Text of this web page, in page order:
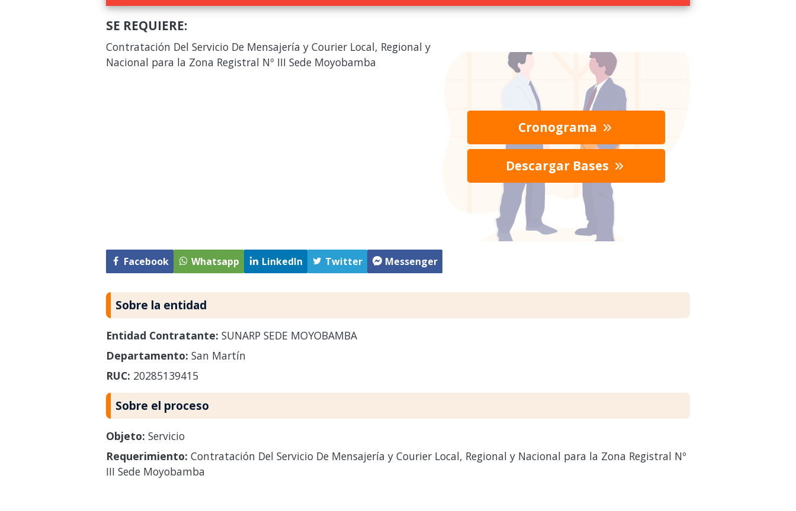
SE REQUIERE:
Contratación Del Servicio De Mensajería y Courier Local, Regional y
Nacional para la Zona Registral Nº III Sede Moyobamba
Facebook Whatsapp LinkedIn Twitter Messenger
Cronograma
Descargar Bases
Sobre la entidad
Entidad Contratante: SUNARP SEDE MOYOBAMBA
Departamento: San Martín
RUC: 20285139415
Sobre el proceso
Objeto: Servicio
Requerimiento: Contratación Del Servicio De Mensajería y Courier Local, Regional y Nacional para la Zona Registral Nº
III Sede Moyobamba